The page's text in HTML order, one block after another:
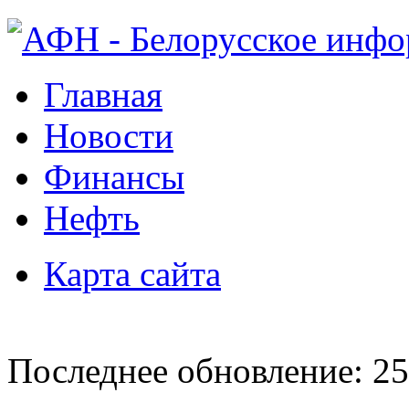
Главная
Новости
Финансы
Нефть
Карта сайта
Последнее обновление: